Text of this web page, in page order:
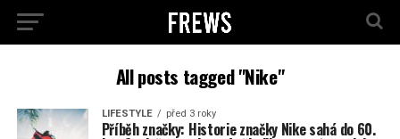
All posts tagged "Nike"
LIFESTYLE před 3 roky
Příběh značky: Historie značky Nike sahá do 60.